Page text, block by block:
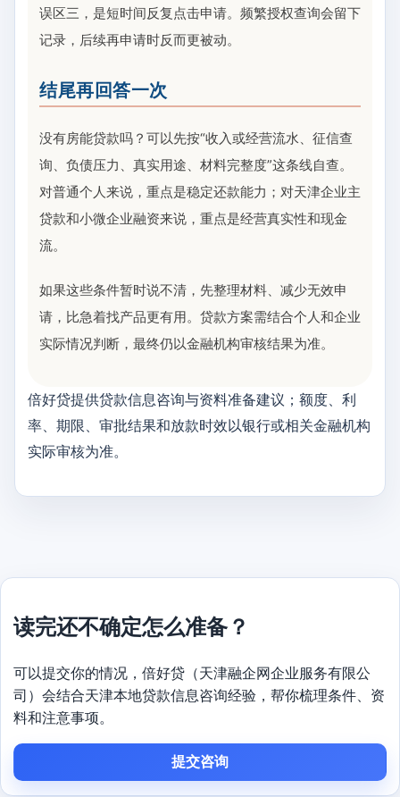
误区三，是短时间反复点击申请。频繁授权查询会留下
记录，后续再申请时反而更被动。
结尾再回答一次
没有房能贷款吗？可以先按“收入或经营流水、征信查
询、负债压力、真实用途、材料完整度”这条线自查。
对普通个人来说，重点是稳定还款能力；对天津企业主
贷款和小微企业融资来说，重点是经营真实性和现金
流。
如果这些条件暂时说不清，先整理材料、减少无效申
请，比急着找产品更有用。贷款方案需结合个人和企业
实际情况判断，最终仍以金融机构审核结果为准。
倍好贷提供贷款信息咨询与资料准备建议；额度、利
率、期限、审批结果和放款时效以银行或相关金融机构
实际审核为准。
读完还不确定怎么准备？
可以提交你的情况，倍好贷（天津融企网企业服务有限公
司）会结合天津本地贷款信息咨询经验，帮你梳理条件、资
料和注意事项。
提交咨询